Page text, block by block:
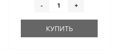
- +
КУПИТЬ